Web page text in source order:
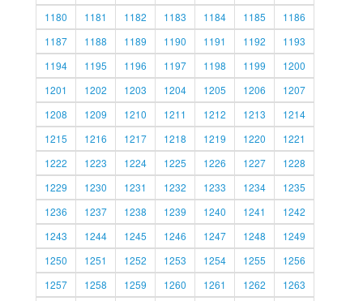
1180
1181 1182 1183 1184 1185
1186
1187
1188 1189 1190 1191 1192
1193
1194
1195 1196 1197 1198 1199
1200
1201
1202 1203 1204 1205 1206
1207
1208
1209 1210 1211 1212 1213
1214
1215
1216 1217 1218 1219 1220
1221
1222
1223 1224 1225 1226 1227
1228
1229
1230 1231 1232 1233 1234
1235
1236
1237 1238 1239 1240 1241
1242
1243
1244 1245 1246 1247 1248
1249
1250
1251 1252 1253 1254 1255
1256
1257
1258 1259 1260 1261 1262
1263